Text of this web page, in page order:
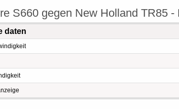
S660 gegen New Holland TR85 -
daten